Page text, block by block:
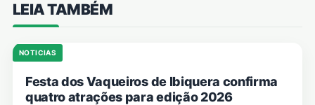
LEIA TAMBÉM
NOTICIAS
Festa dos Vaqueiros de Ibiquera confirma
quatro atrações para edição 2026